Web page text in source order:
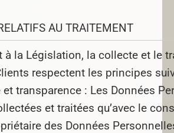
AU TRAITEMENT
à la Législation, la collecte et le
respectent les principes
transparence : Les Données
et traitées qu’avec le
des Données